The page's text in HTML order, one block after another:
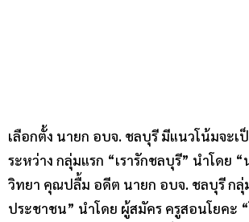
เลือกตั้ง นายก อบจ. ชลบุรี มีแนวโน้มจะเ
ระหว่าง กลุ่มแรก “เรารักชลบุรี” นำโดย
วิทยา คุณปลื้ม อดีต นายก อบจ. ชลบุรี กลุ่
ประชาชน” นำโดย ผู้สมัคร ครูสอนโยคะ